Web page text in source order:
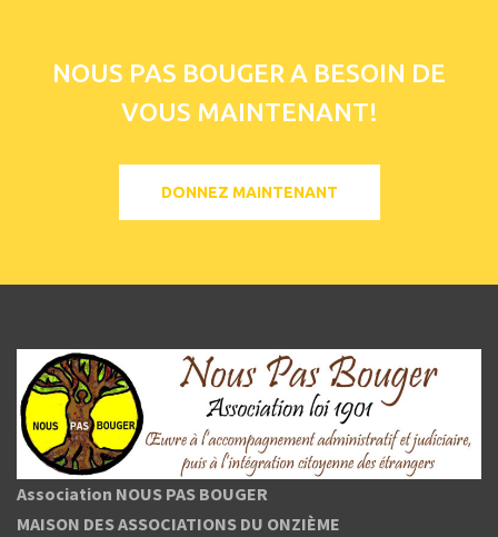
NOUS PAS BOUGER A BESOIN DE
VOUS MAINTENANT!
DONNEZ MAINTENANT
Association NOUS PAS BOUGER
MAISON DES ASSOCIATIONS DU ONZIÈME